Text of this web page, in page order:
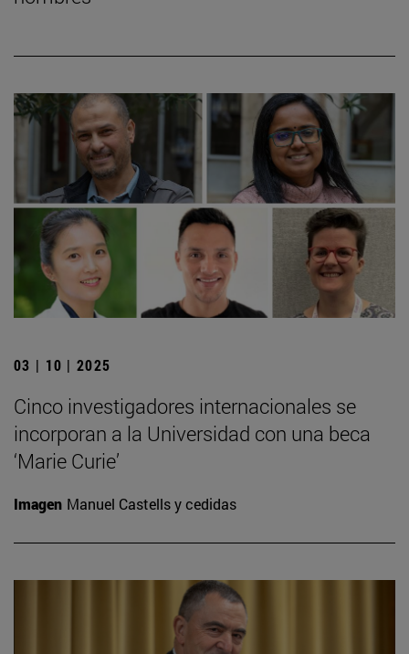
03 | 10 | 2025
Cinco investigadores internacionales se
incorporan a la Universidad con una beca
‘Marie Curie’
Imagen Manuel Castells y cedidas